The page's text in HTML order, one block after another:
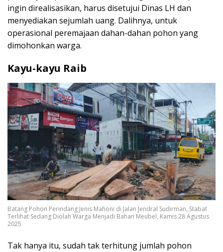
ingin direalisasikan, harus disetujui Dinas LH dan
menyediakan sejumlah uang. Dalihnya, untuk
operasional peremajaan dahan-dahan pohon yang
dimohonkan warga.
Kayu-kayu Raib
Batang Pohon Perindang Jenis Mahoni di Jalan Jendral Sudirman, Stabat
Terlihat Sedang Diolah Warga Menjadi Bahan Meubel, Kamis 28 Agustus
2025
Tak hanya itu, sudah tak terhitung jumlah pohon